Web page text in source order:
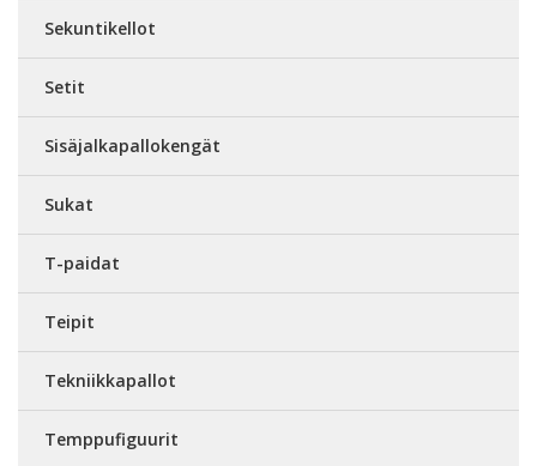
Sekuntikellot
Setit
Sisäjalkapallokengät
Sukat
T-paidat
Teipit
Tekniikkapallot
Temppufiguurit